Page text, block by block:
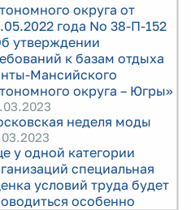
округа от
года No 38-П-152
утверждении
к базам отдыха
Мансийского
округа – Югры»
неделя моды
у одной категории
специальная
условий труда будет
особенно